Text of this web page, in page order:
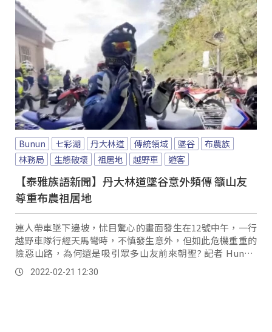
Bunun 七彩湖 丹大林道 傳統領域 墜谷
布農族
林務局
生態破壞 祖居地 越野車 遊客
【泰雅族語新聞】丹大林道墜谷意外頻傳 籲山友
尊重布農祖居地
連人帶車墜下邊坡，怵目驚心的畫面發生在12號中午，一行
越野車隊行經天馬彎時，不慎發生意外，但如此危機重重的
險惡山路，為何還是吸引眾多山友前來朝聖? 記者 Hundiv
Takisvilainan：...。
2022-02-21 12:30